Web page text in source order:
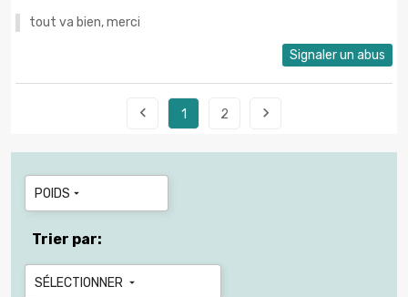
tout va bien, merci
Signaler un abus
 1 2 
POIDS 
Trier par:
SÉLECTIONNER 